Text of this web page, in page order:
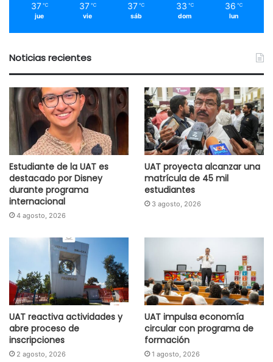
37 ℃
jue
37 ℃
vie
37 ℃
sáb
33 ℃
dom
36 ℃
lun
Noticias recientes
Estudiante de la UAT es
destacado por Disney
durante programa
internacional
4 agosto, 2026
UAT proyecta alcanzar una
matrícula de 45 mil
estudiantes
3 agosto, 2026
UAT reactiva actividades y
abre proceso de
inscripciones
2 agosto, 2026
UAT impulsa economía
circular con programa de
formación
1 agosto, 2026